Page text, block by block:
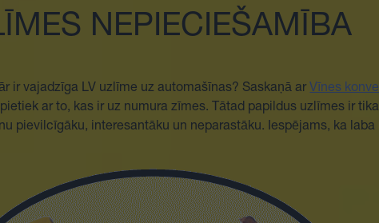
NEPIECIEŠAMĪBA
ir vajadzīga LV uzlīme uz automašīnas? Saskaņā ar Vīnes
ar to, kas ir uz numura zīmes. Tātad papildus uzlīmes ir
pievilcīgāku, interesantāku un neparastāku. Iespējams, ka